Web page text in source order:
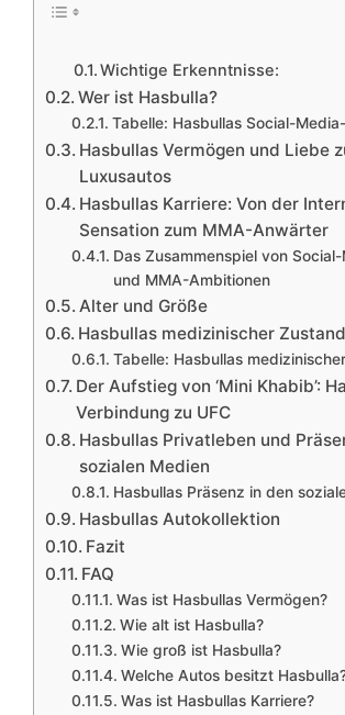
Wichtige Erkenntnisse:
Wer ist Hasbulla?
Tabelle: Hasbullas Social-
Hasbullas Vermögen und Liebe
Luxusautos
Hasbullas Karriere: Von der
Sensation zum MMA-Anwärter
Das Zusammenspiel von
und MMA-Ambitionen
Alter und Größe
Hasbullas medizinischer Zustand
Tabelle: Hasbullas
Der Aufstieg von ‘Mini Khabib’:
Verbindung zu UFC
Hasbullas Privatleben und
sozialen Medien
Hasbullas Präsenz in den
Hasbullas Autokollektion
Fazit
FAQ
Was ist Hasbullas Vermögen?
Wie alt ist Hasbulla?
Wie groß ist Hasbulla?
Welche Autos besitzt
Was ist Hasbullas Karriere?